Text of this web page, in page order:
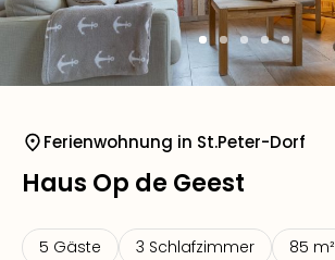
Ferienwohnung in St.Peter-Dorf
Haus Op de Geest
5 Gäste 3 Schlafzimmer
85 m²